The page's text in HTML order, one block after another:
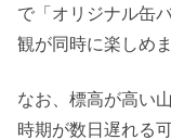
で「オリジナル缶
観が同時に楽しめま
なお、標高が高い
時期が数日遅れる